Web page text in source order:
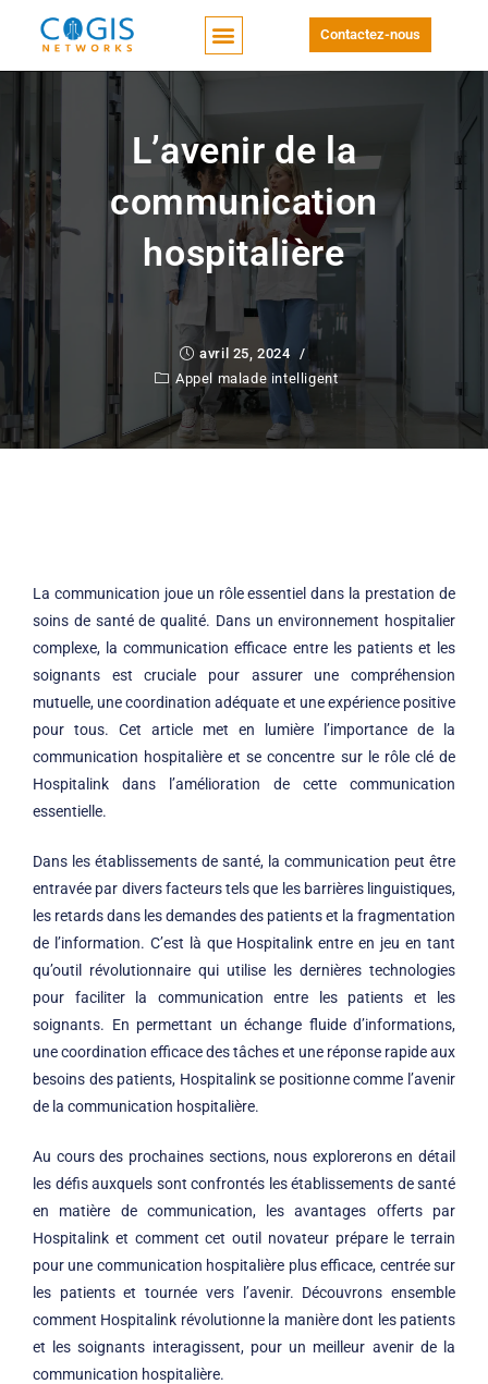
Contactez-nous
L’avenir de la
communication
hospitalière
avril 25, 2024
Appel malade intelligent
La communication joue un rôle essentiel dans la prestation de
soins de santé de qualité. Dans un environnement hospitalier
complexe, la communication efficace entre les patients et les
soignants est cruciale pour assurer une compréhension
mutuelle, une coordination adéquate et une expérience positive
pour tous. Cet article met en lumière l’importance de la
communication hospitalière et se concentre sur le rôle clé de
Hospitalink dans l’amélioration de cette communication
essentielle.
Dans les établissements de santé, la communication peut être
entravée par divers facteurs tels que les barrières linguistiques,
les retards dans les demandes des patients et la fragmentation
de l’information. C’est là que Hospitalink entre en jeu en tant
qu’outil révolutionnaire qui utilise les dernières technologies
pour faciliter la communication entre les patients et les
soignants. En permettant un échange fluide d’informations,
une coordination efficace des tâches et une réponse rapide aux
besoins des patients, Hospitalink se positionne comme l’avenir
de la communication hospitalière.
Au cours des prochaines sections, nous explorerons en détail
les défis auxquels sont confrontés les établissements de santé
en matière de communication, les avantages offerts par
Hospitalink et comment cet outil novateur prépare le terrain
pour une communication hospitalière plus efficace, centrée sur
les patients et tournée vers l’avenir. Découvrons ensemble
comment Hospitalink révolutionne la manière dont les patients
et les soignants interagissent, pour un meilleur avenir de la
communication hospitalière.